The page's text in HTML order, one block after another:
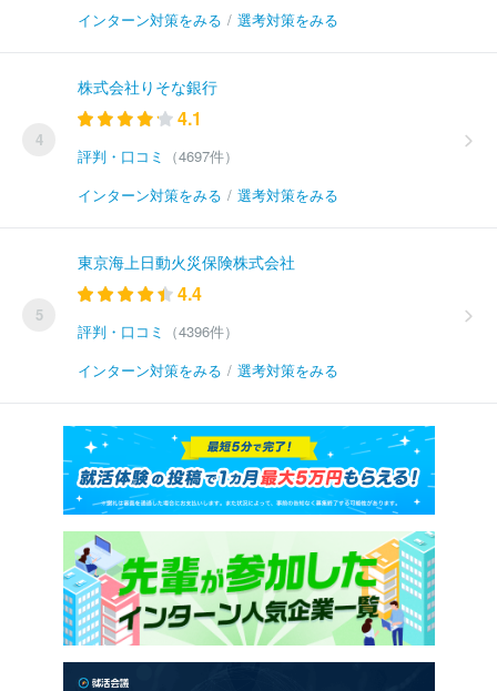
インターン対策をみる / 選考対策をみる
4
株式会社りそな銀行
4.1
評判・口コミ
（4697件）
インターン対策をみる / 選考対策をみる
5
東京海上日動火災保険株式会社
4.4
評判・口コミ
（4396件）
インターン対策をみる / 選考対策をみる